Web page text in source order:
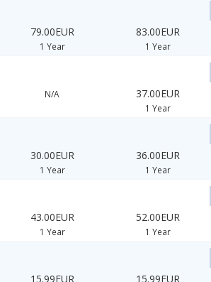
79.00EUR
1 Year
83.00EUR
1 Year
N/A 37.00EUR
1 Year
30.00EUR
1 Year
36.00EUR
1 Year
43.00EUR
1 Year
52.00EUR
1 Year
15.99EUR 15.99EUR